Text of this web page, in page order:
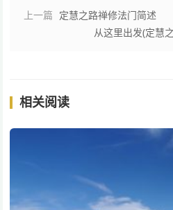
上一篇 定慧之路禅修法门简述
从这里出发(定慧
相关阅读